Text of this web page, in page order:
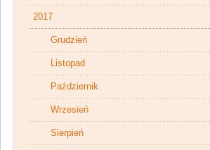
2017
Grudzień
Listopad
Październik
Wrzesień
Sierpień